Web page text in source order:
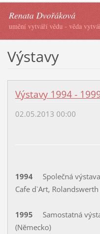
Renata Dvořáková
umění vytváří vědu - věda
Výstavy
Výstavy 1994 -
02.05.2013 00:00
1994 Společná
Cafe d`Art,
1995 Samostatná
(Nĕmecko)